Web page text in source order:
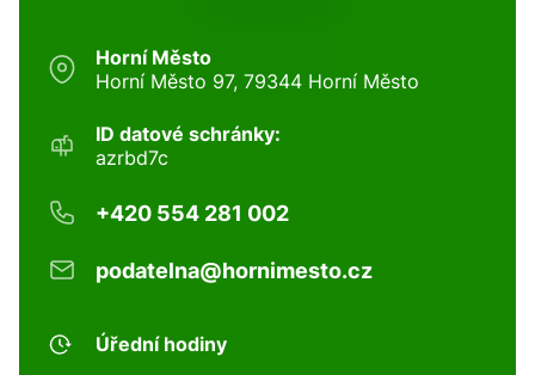
Horní Město
Horní Město 97, 79344 Horní Město
ID datové schránky:
azrbd7c
+420 554 281 002
podatelna@hornimesto.cz
Úřední hodiny